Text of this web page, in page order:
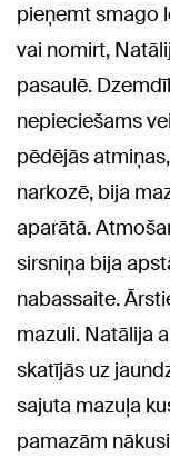
pieņemt smago
vai nomirt,
pasaulē.
nepieciešams
pēdējās
narkozē, bija
aparātā.
sirsniņa bija
nabassaite.
mazuli. Natālija
skatījās uz
sajuta mazuļa
pamazām